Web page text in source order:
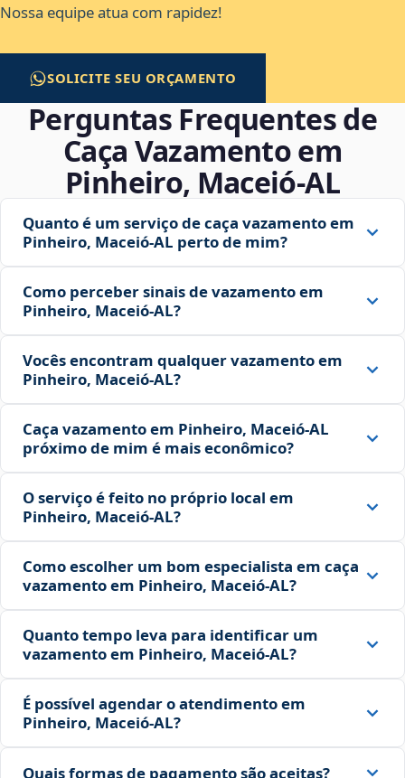
Nossa equipe atua com rapidez!
SOLICITE SEU ORÇAMENTO
Perguntas Frequentes de
Caça Vazamento em
Pinheiro, Maceió‑AL
Quanto é um serviço de caça vazamento em
Pinheiro, Maceió‑AL perto de mim?
Como perceber sinais de vazamento em
Pinheiro, Maceió‑AL?
Vocês encontram qualquer vazamento em
Pinheiro, Maceió‑AL?
Caça vazamento em Pinheiro, Maceió‑AL
próximo de mim é mais econômico?
O serviço é feito no próprio local em
Pinheiro, Maceió‑AL?
Como escolher um bom especialista em caça
vazamento em Pinheiro, Maceió‑AL?
Quanto tempo leva para identificar um
vazamento em Pinheiro, Maceió‑AL?
É possível agendar o atendimento em
Pinheiro, Maceió‑AL?
Quais formas de pagamento são aceitas?